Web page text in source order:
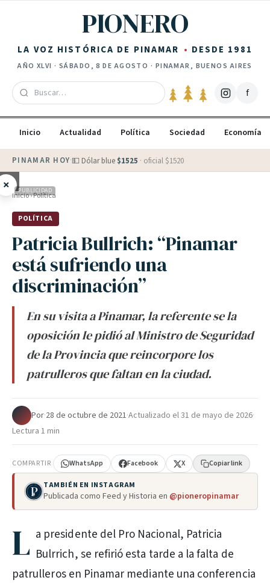
PIONERO
LA VOZ HISTÓRICA DE PINAMAR DESDE 1981
AÑO XLVI · SÁBADO, 8 DE AGOSTO · PINAMAR, BUENOS AIRES
f
Inicio Actualidad Política Sociedad Economía
PINAMAR HOY·💵 Dólar blue $1525 · oficial $1520
× PUBLICIDAD
Inicio›Política
POLÍTICA
Patricia Bullrich: “Pinamar
está sufriendo una
discriminación”
En su visita a Pinamar, la referente se la
oposición le pidió al Ministro de Seguridad
de la Provincia que reincorpore los
patrulleros que faltan en la ciudad.
Por·28 de octubre de 2021·Actualizado el31 de mayo de 2026·
Lectura 1 min
COMPARTIR WhatsApp Facebook X Copiar link
TAMBIÉN EN INSTAGRAM
Publicada como Feed y Historia en @pioneropinamar
L a presidente del Pro Nacional, Patricia
Bulrrich, se refirió esta tarde a la falta de
patrulleros en Pinamar mediante una conferencia